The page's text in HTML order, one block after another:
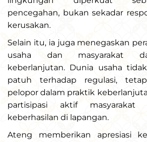
pencegahan, bukan sekadar
kerusakan.
Selain itu, ia juga menegaskan
usaha dan masyarakat
keberlanjutan. Dunia usaha
patuh terhadap regulasi,
pelopor dalam praktik
partisipasi aktif masyarakat
keberhasilan di lapangan.
Ateng memberikan apresiasi